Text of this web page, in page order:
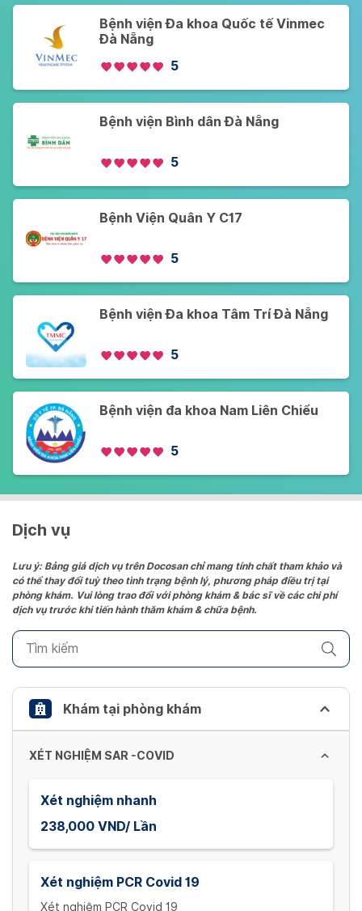
Bệnh viện Đa khoa Quốc tế Vinmec
Đà Nẵng
5
Bệnh viện Bình dân Đà Nẵng
5
Bệnh Viện Quân Y C17
5
Bệnh viện Đa khoa Tâm Trí Đà Nẵng
5
Bệnh viện đa khoa Nam Liên Chiểu
5
Dịch vụ
Lưu ý: Bảng giá dịch vụ trên Docosan chỉ mang tính chất tham khảo và
có thể thay đổi tuỳ theo tình trạng bệnh lý, phương pháp điều trị tại
phòng khám. Vui lòng trao đổi với phòng khám & bác sĩ về các chi phí
dịch vụ trước khi tiến hành thăm khám & chữa bệnh.
Khám tại phòng khám
XÉT NGHIỆM SAR -COVID
Xét nghiệm nhanh
238,000 VND/ Lần
Xét nghiệm PCR Covid 19
Xét nghiệm PCR Covid 19